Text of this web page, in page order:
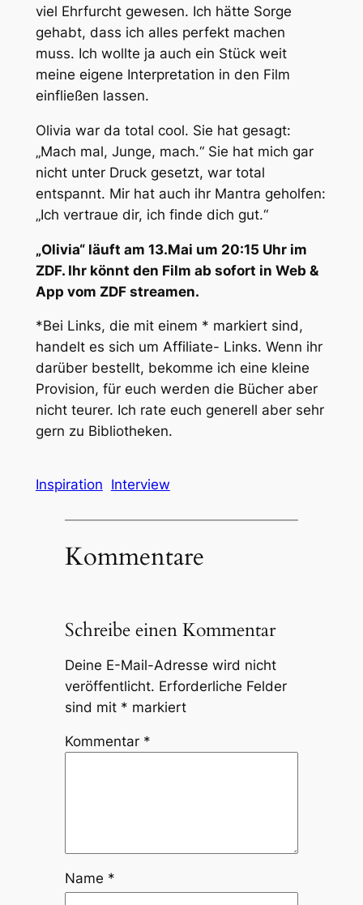
viel Ehrfurcht gewesen. Ich hätte Sorge
gehabt, dass ich alles perfekt machen
muss. Ich wollte ja auch ein Stück weit
meine eigene Interpretation in den Film
einfließen lassen.
Olivia war da total cool. Sie hat gesagt:
„Mach mal, Junge, mach.“ Sie hat mich gar
nicht unter Druck gesetzt, war total
entspannt. Mir hat auch ihr Mantra geholfen:
„Ich vertraue dir, ich finde dich gut.“
„Olivia“ läuft am 13.Mai um 20:15 Uhr im
ZDF. Ihr könnt den Film ab sofort in Web &
App vom ZDF streamen.
*Bei Links, die mit einem * markiert sind,
handelt es sich um Affiliate- Links. Wenn ihr
darüber bestellt, bekomme ich eine kleine
Provision, für euch werden die Bücher aber
nicht teurer. Ich rate euch generell aber sehr
gern zu Bibliotheken.
Inspiration Interview
Kommentare
Schreibe einen Kommentar
Deine E-Mail-Adresse wird nicht
veröffentlicht. Erforderliche Felder
sind mit * markiert
Kommentar *
Name *